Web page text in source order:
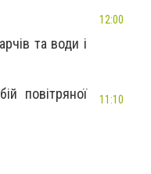
та води і
повітряної
12:00
11:10